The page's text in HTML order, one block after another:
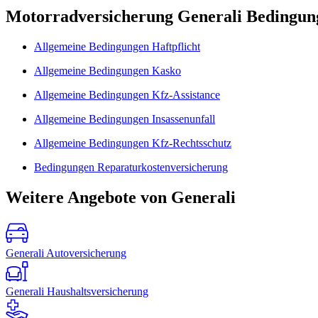
Motorradversicherung Generali
Allgemeine Bedingungen Haftpflicht
Allgemeine Bedingungen Kasko
Allgemeine Bedingungen Kfz-Assistance
Allgemeine Bedingungen Insassenunfall
Allgemeine Bedingungen Kfz-Rechtsschutz
Bedingungen Reparaturkostenversicherung
Weitere Angebote von Generali
Generali Autoversicherung
Generali Haushaltsversicherung